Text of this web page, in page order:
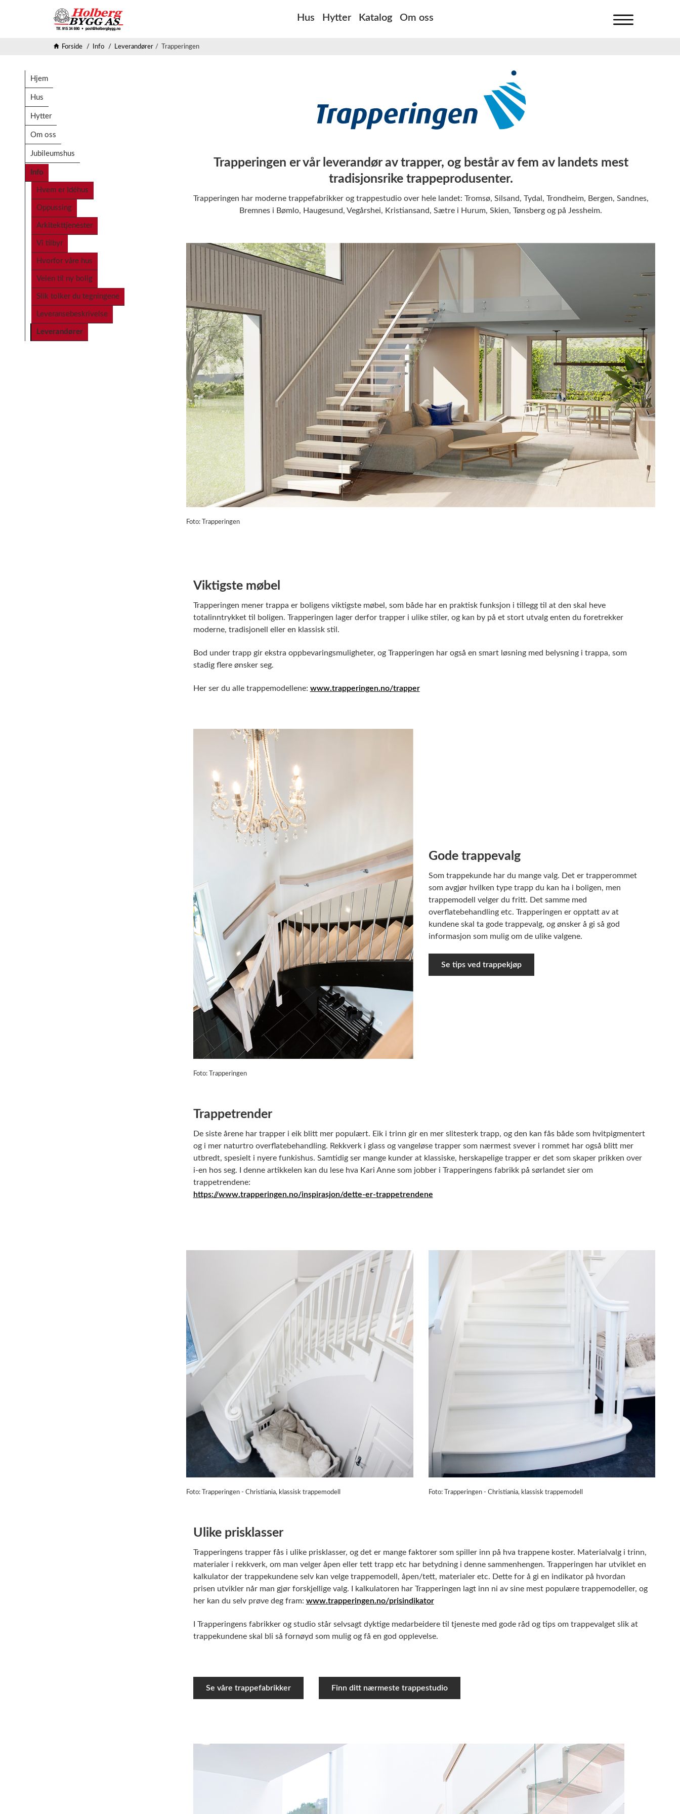
Hus Hytter Katalog
Om oss
Forside Info Leverandører Trapperingen
Hjem
Hus
Hytter
Om oss
Jubileumshus
Info
Hvem er Idéhus
Oppussing
Arkitekttjenester
Vi tilbyr
Hvorfor våre hus
Veien til ny bolig
Slik tolker du tegningene
Leveransebeskrivelse
Leverandører
Trapperingen er vår leverandør av trapper, og består av fem av landets mest
tradisjonsrike trappeprodusenter.
‍Trapperingen har moderne trappefabrikker og trappestudio over hele landet: Tromsø, Silsand, Tydal, Trondheim, Bergen, Sandnes,
Bremnes i Bømlo, Haugesund, Vegårshei, Kristiansand, Sætre i Hurum, Skien, Tønsberg og på Jessheim.
Foto: Trapperingen
Viktigste møbel
Trapperingen mener trappa er boligens viktigste møbel, som både har en praktisk funksjon i tillegg til at den skal heve
totalinntrykket til boligen. Trapperingen lager derfor trapper i ulike stiler, og kan by på et stort utvalg enten du foretrekker
moderne, tradisjonell eller en klassisk stil.
Bod under trapp gir ekstra oppbevaringsmuligheter, og Trapperingen har også en smart løsning med belysning i trappa, som
stadig flere ønsker seg.
Her ser du alle trappemodellene: www.trapperingen.no/trapper
Foto: Trapperingen
Gode trappevalg
Som trappekunde har du mange valg. Det er trapperommet
som avgjør hvilken type trapp du kan ha i boligen, men
trappemodell velger du fritt. Det samme med
overflatebehandling etc. Trapperingen er opptatt av at
kundene skal ta gode trappevalg, og ønsker å gi så god
informasjon som mulig om de ulike valgene.
Se tips ved trappekjøp
Trappetrender
De siste årene har trapper i eik blitt mer populært. Eik i trinn gir en mer slitesterk trapp, og den kan fås både som hvitpigmentert
og i mer naturtro overflatebehandling. Rekkverk i glass og vangeløse trapper som nærmest svever i rommet har også blitt mer
utbredt, spesielt i nyere funkishus. Samtidig ser mange kunder at klassiske, herskapelige trapper er det som skaper prikken over
i-en hos seg. I denne artikkelen kan du lese hva Kari Anne som jobber i Trapperingens fabrikk på sørlandet sier om
trappetrendene:
https://www.trapperingen.no/inspirasjon/dette-er-trappetrendene
Foto: Trapperingen - Christiania, klassisk trappemodell Foto: Trapperingen - Christiania, klassisk trappemodell
Ulike prisklasser
Trapperingens trapper fås i ulike prisklasser, og det er mange faktorer som spiller inn på hva trappene koster. Materialvalg i trinn,
materialer i rekkverk, om man velger åpen eller tett trapp etc har betydning i denne sammenhengen. Trapperingen har utviklet en
kalkulator der trappekundene selv kan velge trappemodell, åpen/tett, materialer etc. Dette for å gi en indikator på hvordan
prisen utvikler når man gjør forskjellige valg. I kalkulatoren har Trapperingen lagt inn ni av sine mest populære trappemodeller, og
her kan du selv prøve deg fram: www.trapperingen.no/prisindikator
I Trapperingens fabrikker og studio står selvsagt dyktige medarbeidere til tjeneste med gode råd og tips om trappevalget slik at
trappekundene skal bli så fornøyd som mulig og få en god opplevelse.
Se våre trappefabrikker Finn ditt nærmeste trappestudio